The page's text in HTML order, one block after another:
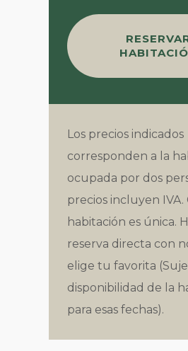
Los precios indicados
corresponden a la
ocupada por dos
precios incluyen IVA.
habitación es única.
reserva directa con
elige tu favorita
disponibilidad de la
para esas fechas).